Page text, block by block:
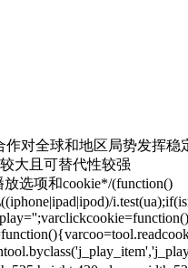
合作对全球和地区局势发挥稳
较大且可替代性较强
放选项和cookie*/(function()